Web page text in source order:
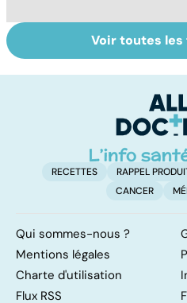
Nécrose : quand
les tissus
Voir toutes
RECETTES RAPPEL
CANCER
Qui sommes-nous ?
Mentions légales
Charte d'utilisation
Flux RSS